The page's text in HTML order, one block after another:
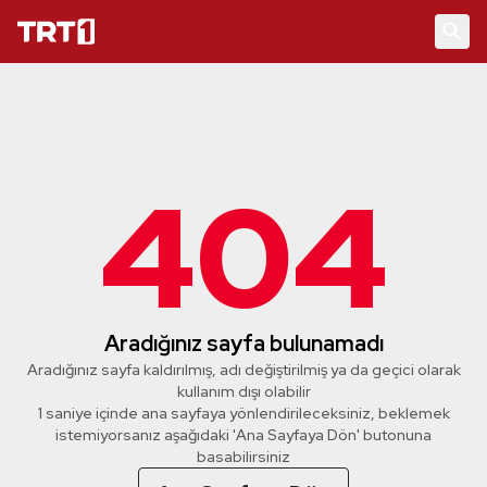
404
Aradığınız sayfa bulunamadı
Aradığınız sayfa kaldırılmış, adı değiştirilmiş ya da geçici olarak
kullanım dışı olabilir
1 saniye içinde ana sayfaya yönlendirileceksiniz, beklemek
istemiyorsanız aşağıdaki 'Ana Sayfaya Dön' butonuna
basabilirsiniz